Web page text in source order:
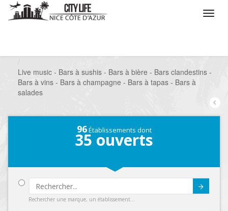
Live music - Bars à sushis - Bars à bière - Bars clandestins -
Bars à vins - Bars à champagne - Bars à tapas - Bars à
salades
96Établissements dont
35 ouverts
Rechercher une marque, un établissement...